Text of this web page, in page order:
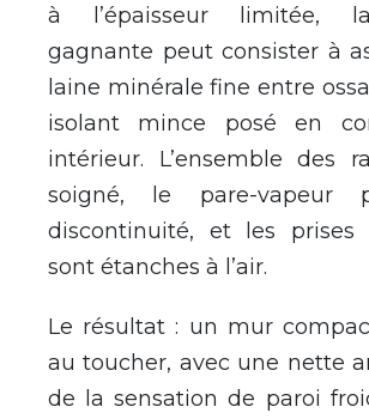
à l’épaisseur limitée,
gagnante peut consister à
laine minérale fine entre
isolant mince posé en
intérieur. L’ensemble des
soigné, le pare-vapeur
discontinuité, et les prises
sont étanches à l’air.
Le résultat : un mur
au toucher, avec une nette
de la sensation de paroi